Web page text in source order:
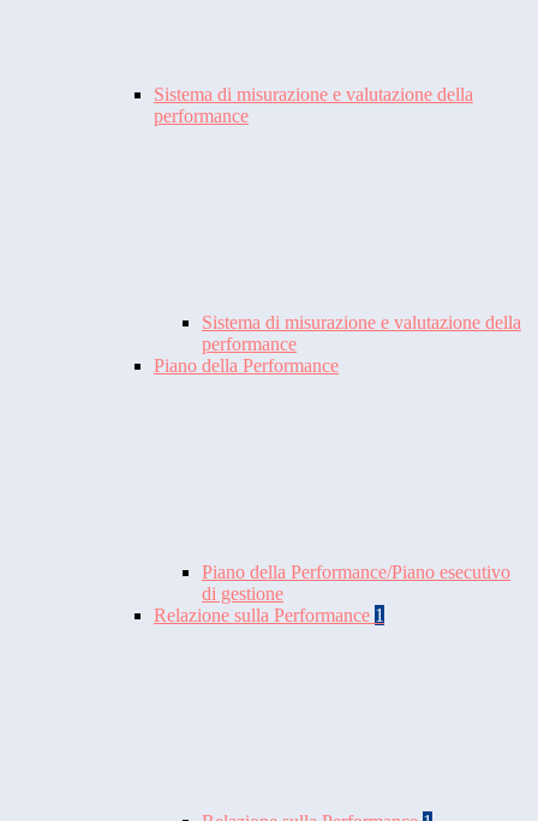
Sistema di misurazione e valutazione della
performance
Sistema di misurazione e valutazione della
performance
Piano della Performance
Piano della Performance/Piano esecutivo
di gestione
Relazione sulla Performance 1